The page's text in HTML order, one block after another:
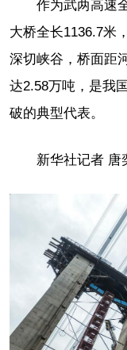
作为武两高速
大桥全长1136.7米
深切峡谷，桥面距
达2.58万吨，是我
破的典型代表。
新华社记者 唐